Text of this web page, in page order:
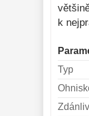
k
Typ